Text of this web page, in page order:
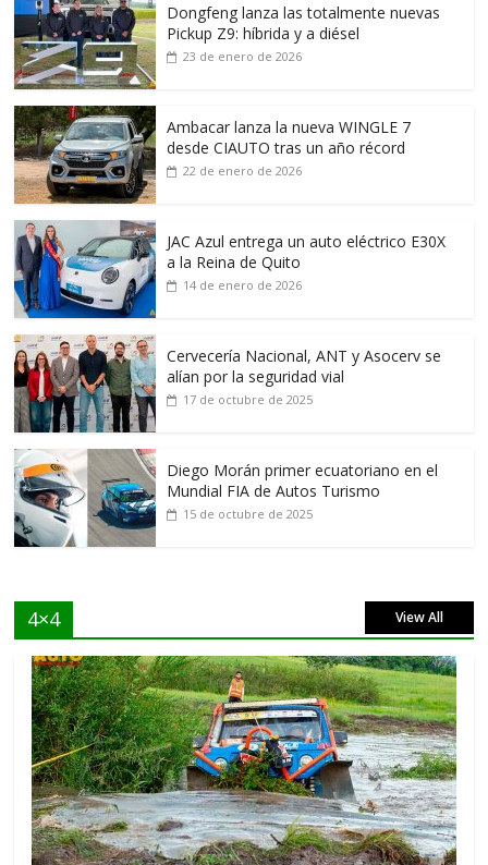
Dongfeng lanza las totalmente nuevas
Pickup Z9: híbrida y a diésel
23 de enero de 2026
Ambacar lanza la nueva WINGLE 7
desde CIAUTO tras un año récord
22 de enero de 2026
JAC Azul entrega un auto eléctrico E30X
a la Reina de Quito
14 de enero de 2026
Cervecería Nacional, ANT y Asocerv se
alían por la seguridad vial
17 de octubre de 2025
Diego Morán primer ecuatoriano en el
Mundial FIA de Autos Turismo
15 de octubre de 2025
4×4 View All